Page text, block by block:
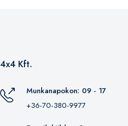
4x4 Kft.
Munkanapokon: 09 - 17
+36-70-380-9977